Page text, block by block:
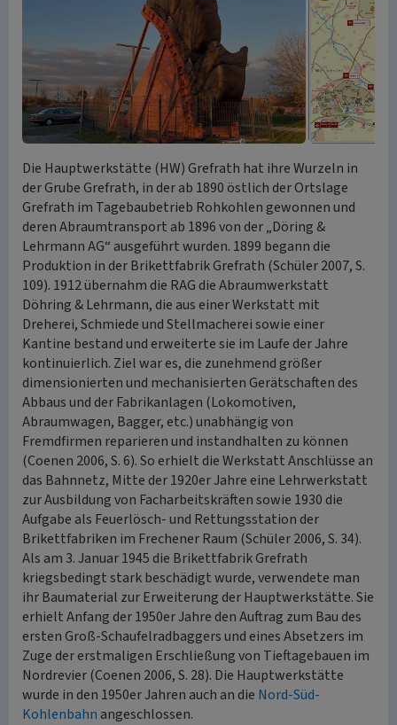
Die Hauptwerkstätte (HW) Grefrath hat ihre Wurzeln in
der Grube Grefrath, in der ab 1890 östlich der Ortslage
Grefrath im Tagebaubetrieb Rohkohlen gewonnen und
deren Abraumtransport ab 1896 von der „Döring &
Lehrmann AG“ ausgeführt wurden. 1899 begann die
Produktion in der Brikettfabrik Grefrath (Schüler 2007, S.
109). 1912 übernahm die RAG die Abraumwerkstatt
Döhring & Lehrmann, die aus einer Werkstatt mit
Dreherei, Schmiede und Stellmacherei sowie einer
Kantine bestand und erweiterte sie im Laufe der Jahre
kontinuierlich. Ziel war es, die zunehmend größer
dimensionierten und mechanisierten Gerätschaften des
Abbaus und der Fabrikanlagen (Lokomotiven,
Abraumwagen, Bagger, etc.) unabhängig von
Fremdfirmen reparieren und instandhalten zu können
(Coenen 2006, S. 6). So erhielt die Werkstatt Anschlüsse an
das Bahnnetz, Mitte der 1920er Jahre eine Lehrwerkstatt
zur Ausbildung von Facharbeitskräften sowie 1930 die
Aufgabe als Feuerlösch- und Rettungsstation der
Brikettfabriken im Frechener Raum (Schüler 2006, S. 34).
Als am 3. Januar 1945 die Brikettfabrik Grefrath
kriegsbedingt stark beschädigt wurde, verwendete man
ihr Baumaterial zur Erweiterung der Hauptwerkstätte. Sie
erhielt Anfang der 1950er Jahre den Auftrag zum Bau des
ersten Groß-Schaufelradbaggers und eines Absetzers im
Zuge der erstmaligen Erschließung von Tieftagebauen im
Nordrevier (Coenen 2006, S. 28). Die Hauptwerkstätte
wurde in den 1950er Jahren auch an die Nord-Süd-
Kohlenbahn angeschlossen.